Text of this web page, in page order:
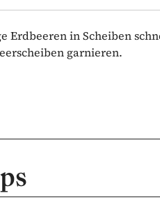
Erdbeeren in Scheiben
garnieren.